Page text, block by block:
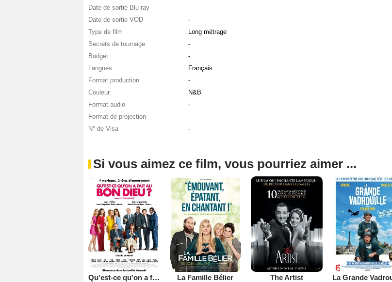
Date de sortie Blu-ray
-
Date de sortie VOD
-
Type de film
Long métrage
Secrets de tournage
-
Budget
-
Langues
Français
Format production
-
Couleur
N&B
Format audio
-
Format de projection
-
N° de Visa
-
Si vous aimez ce film, vous pourriez aimer ...
Qu'est-ce qu'on a fait au Bon Dieu? La Famille Bélier The Artist La Grande